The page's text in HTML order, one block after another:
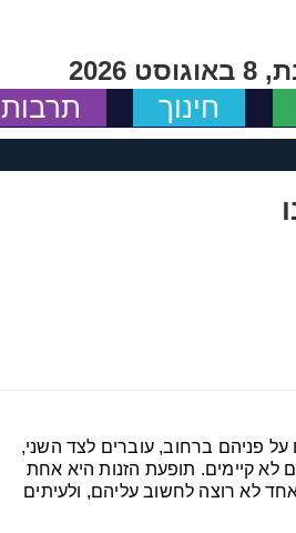
2026
חינוך תרבות
פניהם ברחוב, עוברים לצד השני,
קיימים. תופעת הזנות היא אחת
לא רוצה לחשוב עליהם, ולעיתים